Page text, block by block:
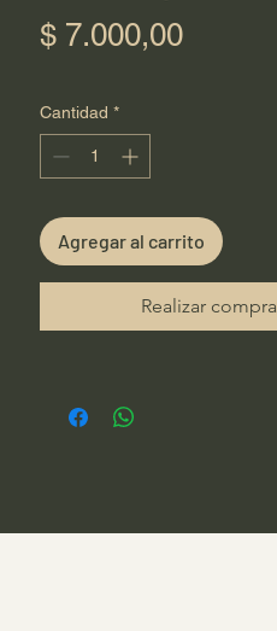
$ 7.000,00Precio
Cantidad *
Agregar al carrito
Realizar compra